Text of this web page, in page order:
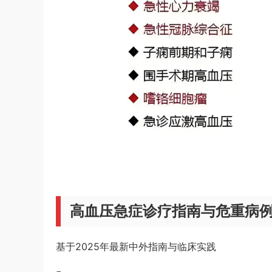
高血压急症诊疗指南与危重病
基于2025年最新中外指南与临床实践